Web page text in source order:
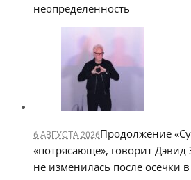
неопределенность
6 АВГУСТА 2026Продолжение
«потрясающе», говорит Дэвид
не изменилась после осечки в